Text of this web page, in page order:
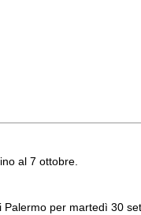
al 7 ottobre.
Palermo per martedì 30